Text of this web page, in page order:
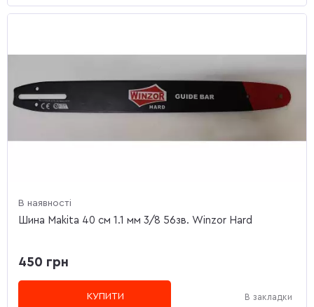
В наявності
Шина Makita 40 см 1.1 мм 3/8 56зв. Winzor Hard
450 грн
КУПИТИ В закладки